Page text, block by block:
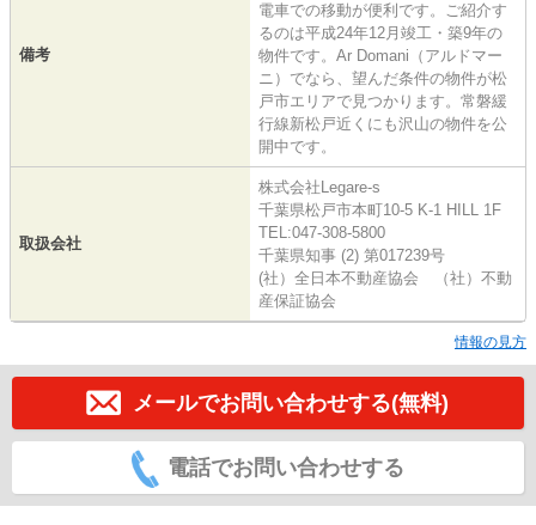
備考
電車での移動が便利です。ご紹介す
るのは平成24年12月竣工・築9年の
物件です。Ar Domani（アルドマー
ニ）でなら、望んだ条件の物件が松
戸市エリアで見つかります。常磐緩
行線新松戸近くにも沢山の物件を公
開中です。
取扱会社
株式会社Legare-s
千葉県松戸市本町10-5 K-1 HILL 1F
TEL:047-308-5800
千葉県知事 (2) 第017239号
(社）全日本不動産協会 （社）不動
産保証協会
情報の見方
メールでお問い合わせする(無料)
電話でお問い合わせする